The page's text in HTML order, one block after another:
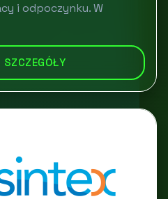
i odpoczynku. W
SZCZEGÓŁY